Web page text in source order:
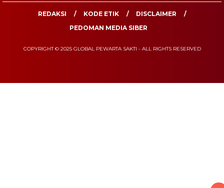
REDAKSI KODE ETIK
DISCLAIMER
PEDOMAN MEDIA SIBER
COPYRIGHT © 2025 GLOBAL PEWARTA SAKTI - ALL RIGHTS RESERVED